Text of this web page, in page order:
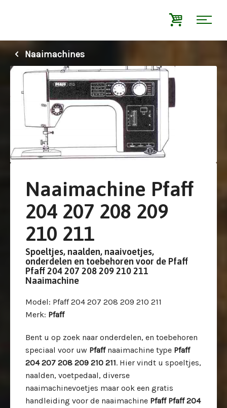
Naaimachines
Naaimachine Pfaff
204 207 208 209
210 211
Spoeltjes, naalden, naaivoetjes,
onderdelen en toebehoren voor de Pfaff
Pfaff 204 207 208 209 210 211
Naaimachine
Model: Pfaff 204 207 208 209 210 211
Merk: Pfaff
Bent u op zoek naar onderdelen, en toebehoren
speciaal voor uw Pfaffnaaimachine type Pfaff
204 207 208 209 210 211. Hier vindt u spoeltjes,
naalden, voetpedaal, diverse
naaimachinevoetjes maar ook een gratis
handleiding voor de naaimachine Pfaff Pfaff 204